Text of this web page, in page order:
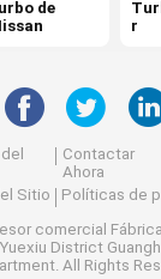
de
r
Contactar
Ahora
Sitio
Políticas de
comercial
District
All Rights